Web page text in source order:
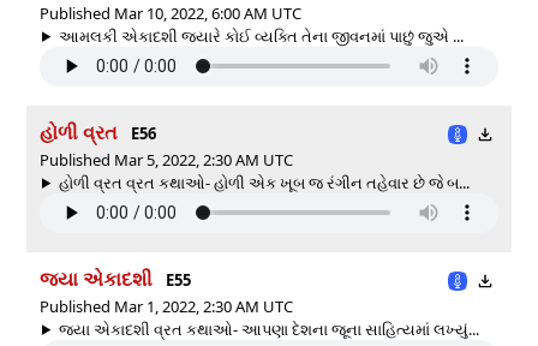
Published Mar 10, 2022, 6:00 AM UTC
આમલકી એકાદશી જ્યારે કોઈ વ્યક્તિ તેના જીવનમાં પાછું જુએ ...
હોળી વ્રત
E56
Published Mar 5, 2022, 2:30 AM UTC
હોળી વ્રત વ્રત કથાઓ- હોળી એક ખૂબ જ રંગીન તહેવાર છે જે બ...
જયા એકાદશી
E55
Published Mar 1, 2022, 2:30 AM UTC
જયા એકાદશી વ્રત કથાઓ- આપણા દેશના જૂના સાહિત્યમાં લખ્યું...